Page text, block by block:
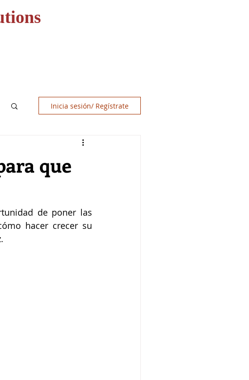
Inicia sesión/ Regístrate
que
de poner las
hacer crecer su